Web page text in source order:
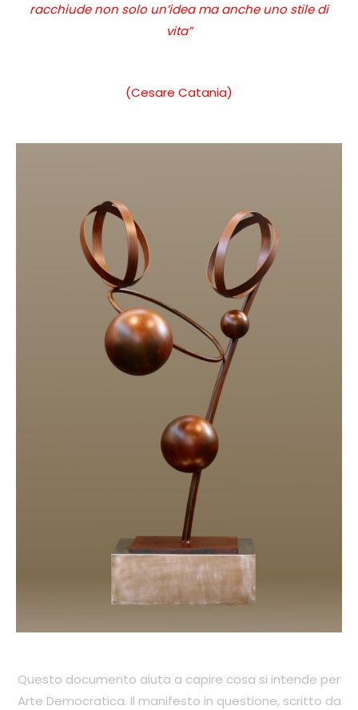
racchiude non solo un’idea ma anche uno stile di
vita”
(Cesare Catania)
Questo documento aiuta a capire cosa si intende per
Arte Democratica. Il manifesto in questione, scritto da